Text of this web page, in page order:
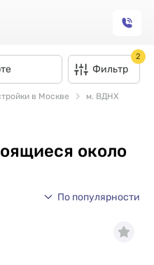
Фильтр
2
в Москве м. ВДНХ
около
По популярности